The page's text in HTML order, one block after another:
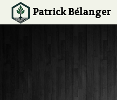
Patrick Bélanger